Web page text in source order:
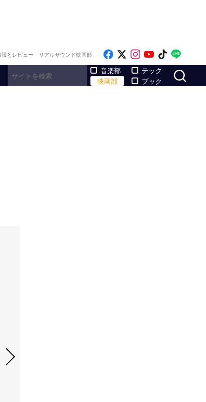
とレビュー｜リアルサウンド映画部 Like on Facebook
Follow on x
Follow on
Follow on
Follow
音楽部
映画部
テック
ブック